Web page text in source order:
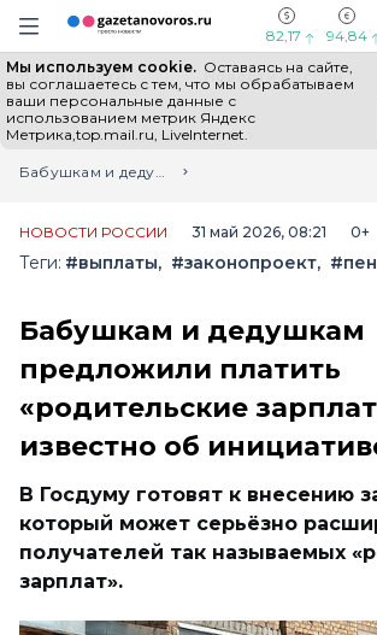
Информационный портал "ГазетаНоворос.ру"
Навигация сайта
82,17 94,84
Мы используем cookie. Оставаясь на сайте,
вы соглашаетесь с тем, что мы обрабатываем
ваши персональные данные с
использованием метрик Яндекс
Метрика,top.mail.ru, LiveInternet.
Все новости Новости России
Главная
Лента новостей
Бабушкам и дедушкам предложили платить «родительские зарплаты»: что известно об инициативе
НОВОСТИ РОССИИ 31 май 2026, 08:21 0+
Теги: #выплаты #законопроект
Бабушкам и дедушкам
предложили платить
«родительские
известно об
В Госдуму готовят к внесению
который может серьёзно
получателей так называемых
зарплат».